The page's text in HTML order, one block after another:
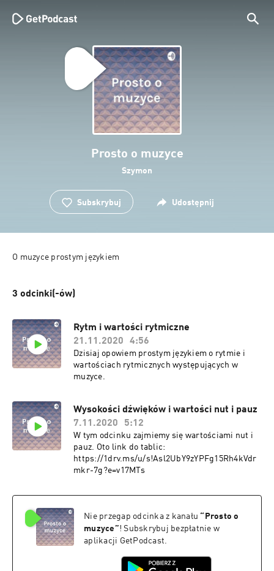
Prosto o muzyce
Szymon
Subskrybuj Udostępnij
O muzyce prostym językiem
3 odcinki(-ów)
Rytm i wartości rytmiczne
21.11.2020
4:56
Dzisiaj opowiem prostym językiem o rytmie i
wartościach rytmicznych występujących w
muzyce.
Wysokości dźwięków i wartości nut i pauz
7.11.2020
5:12
W tym odcinku zajmiemy się wartościami nut i
pauz. Oto link do tablic:
https://1drv.ms/u/s!Asl2UbY9zYPFg15Rh4kVdr
mkr-7g?e=v17MTs
Nie przegap odcinka z kanału “ Prosto o
muzyce ”! Subskrybuj bezpłatnie w
aplikacji GetPodcast.